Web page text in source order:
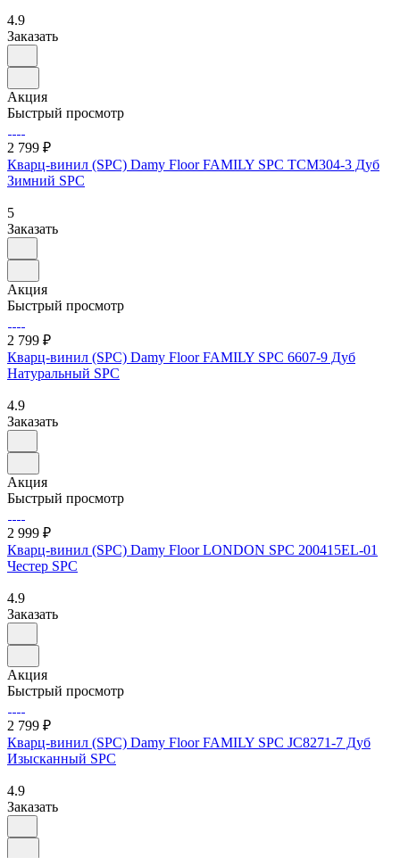
4.9
Заказать
Акция
Быстрый просмотр
2 799 ₽
Кварц-винил (SPC) Damy Floor FAMILY SPC TCM304-3 Дуб
Зимний SPC
5
Заказать
Акция
Быстрый просмотр
2 799 ₽
Кварц-винил (SPC) Damy Floor FAMILY SPC 6607-9 Дуб
Натуральный SPC
4.9
Заказать
Акция
Быстрый просмотр
2 999 ₽
Кварц-винил (SPC) Damy Floor LONDON SPC 200415EL-01
Честер SPC
4.9
Заказать
Акция
Быстрый просмотр
2 799 ₽
Кварц-винил (SPC) Damy Floor FAMILY SPC JC8271-7 Дуб
Изысканный SPC
4.9
Заказать